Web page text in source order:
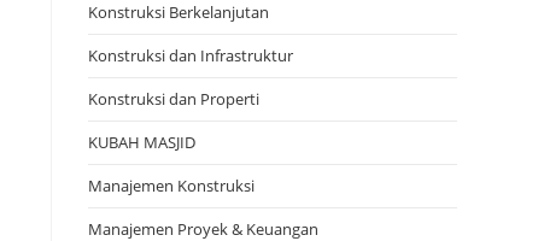
Konstruksi Berkelanjutan
Konstruksi dan Infrastruktur
Konstruksi dan Properti
KUBAH MASJID
Manajemen Konstruksi
Manajemen Proyek & Keuangan